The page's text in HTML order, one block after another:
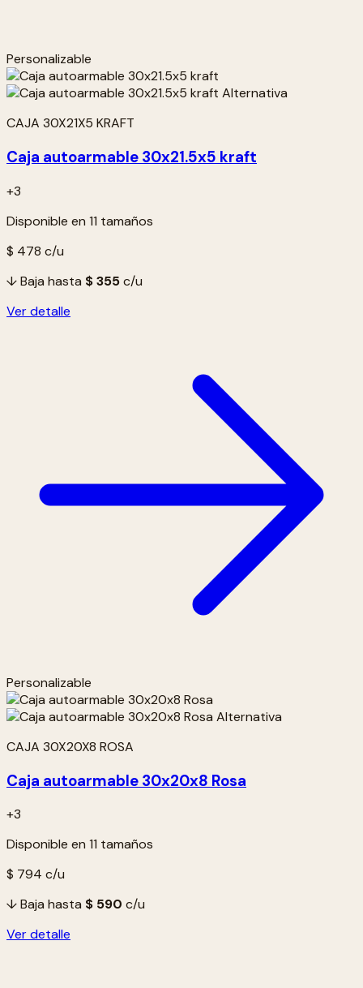
Personalizable
CAJA 30X21X5 KRAFT
Caja autoarmable 30x21.5x5 kraft
+3
Disponible en 11 tamaños
$ 478 c/u
↓ Baja hasta $ 355c/u
Ver detalle
Personalizable
CAJA 30X20X8 ROSA
Caja autoarmable 30x20x8 Rosa
+3
Disponible en 11 tamaños
$ 794 c/u
↓ Baja hasta $ 590 c/u
Ver detalle